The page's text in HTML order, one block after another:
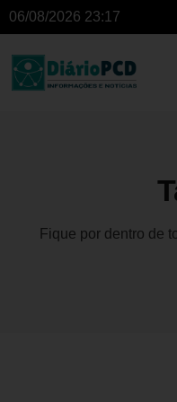
06/08/2026 23:17
Fique por dentro de